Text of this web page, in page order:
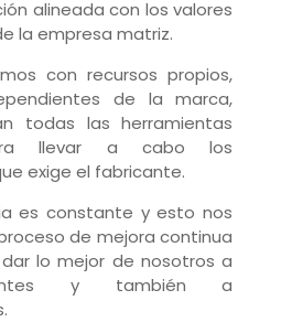
alineada con los valores
la empresa matriz.
con recursos propios,
de la marca,
todas las herramientas
llevar a cabo los
exige el fabricante.
es constante y esto nos
de mejoracontinua
lo mejor de nosotros a
y también a